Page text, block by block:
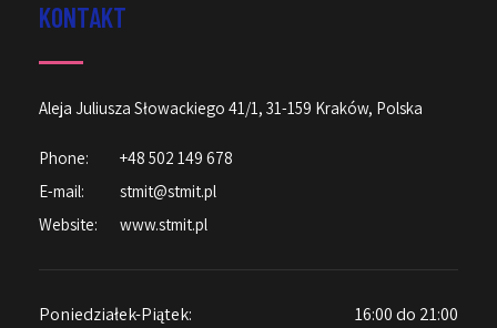
KONTAKT
Aleja Juliusza Słowackiego 41/1, 31-159 Kraków, Polska
Phone:
+48 502 149 678
E-mail:
stmit@stmit.pl
Website:
www.stmit.pl
Poniedziałek-Piątek: 16:00 do 21:00